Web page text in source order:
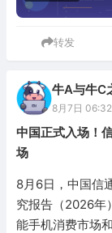
转发
牛A与牛C
8月7日 06:32
中国正式入场！
场
8月6日，中国信
究报告（2026年
能手机消费市场